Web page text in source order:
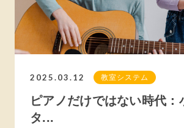
2025.03.12 教室システム
ピアノだけではない時代：
タ...